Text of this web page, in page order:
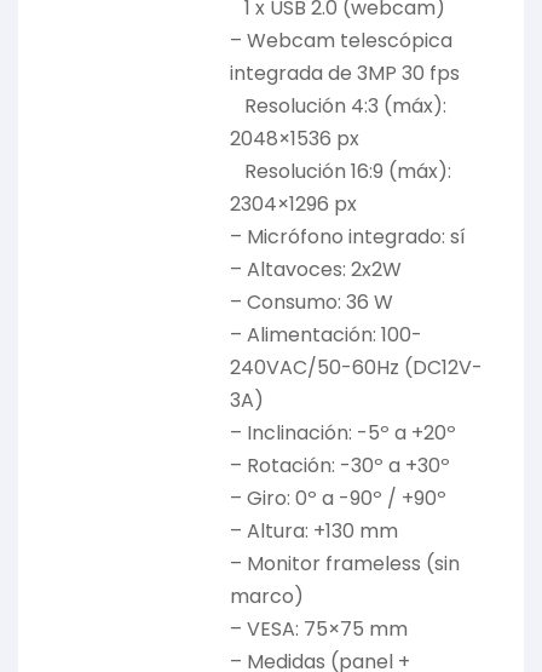
1 x USB 2.0 (webcam)
– Webcam telescópica
integrada de 3MP 30 fps
Resolución 4:3 (máx):
2048×1536 px
Resolución 16:9 (máx):
2304×1296 px
– Micrófono integrado: sí
– Altavoces: 2x2W
– Consumo: 36 W
– Alimentación: 100-
240VAC/50-60Hz (DC12V-
3A)
– Inclinación: -5º a +20º
– Rotación: -30º a +30º
– Giro: 0º a -90º / +90º
– Altura: +130 mm
– Monitor frameless (sin
marco)
– VESA: 75×75 mm
– Medidas (panel +